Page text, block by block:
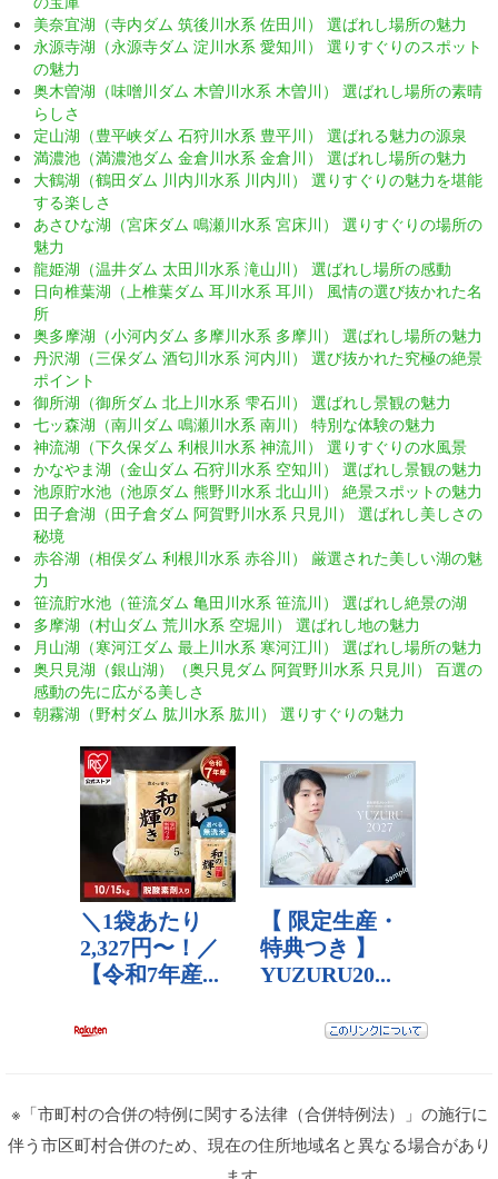
美奈宜湖（寺内ダム 筑後川水系 佐田川） 選ばれし場所の魅力
永源寺湖（永源寺ダム 淀川水系 愛知川） 選りすぐりのスポット
の魅力
奥木曽湖（味噌川ダム 木曽川水系 木曽川） 選ばれし場所の素晴
らしさ
定山湖（豊平峡ダム 石狩川水系 豊平川） 選ばれる魅力の源泉
満濃池（満濃池ダム 金倉川水系 金倉川） 選ばれし場所の魅力
大鶴湖（鶴田ダム 川内川水系 川内川） 選りすぐりの魅力を堪能
する楽しさ
あさひな湖（宮床ダム 鳴瀬川水系 宮床川） 選りすぐりの場所の
魅力
龍姫湖（温井ダム 太田川水系 滝山川） 選ばれし場所の感動
日向椎葉湖（上椎葉ダム 耳川水系 耳川） 風情の選び抜かれた名
所
奥多摩湖（小河内ダム 多摩川水系 多摩川） 選ばれし場所の魅力
丹沢湖（三保ダム 酒匂川水系 河内川） 選び抜かれた究極の絶景
ポイント
御所湖（御所ダム 北上川水系 雫石川） 選ばれし景観の魅力
七ッ森湖（南川ダム 鳴瀬川水系 南川） 特別な体験の魅力
神流湖（下久保ダム 利根川水系 神流川） 選りすぐりの水風景
かなやま湖（金山ダム 石狩川水系 空知川） 選ばれし景観の魅力
池原貯水池（池原ダム 熊野川水系 北山川） 絶景スポットの魅力
田子倉湖（田子倉ダム 阿賀野川水系 只見川） 選ばれし美しさの
秘境
赤谷湖（相俣ダム 利根川水系 赤谷川） 厳選された美しい湖の魅
力
笹流貯水池（笹流ダム 亀田川水系 笹流川） 選ばれし絶景の湖
多摩湖（村山ダム 荒川水系 空堀川） 選ばれし地の魅力
月山湖（寒河江ダム 最上川水系 寒河江川） 選ばれし場所の魅力
奥只見湖（銀山湖）（奥只見ダム 阿賀野川水系 只見川） 百選の
感動の先に広がる美しさ
朝霧湖（野村ダム 肱川水系 肱川） 選りすぐりの魅力
※「市町村の合併の特例に関する法律（合併特例法）」の施行に
伴う市区町村合併のため、現在の住所地域名と異なる場合があり